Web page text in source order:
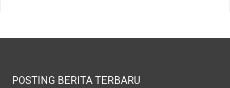
POSTING BERITA TERBARU